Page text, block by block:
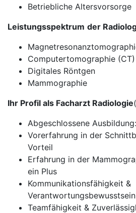
Betriebliche Altersvorsorge
Leistungsspektrum der
Computertomographie (CT)
Digitales Röntgen
Mammographie
Ihr Profil als Facharzt Radiologie
Abgeschlossene
Vorerfahrung in der
Vorteil
Erfahrung in der
ein Plus
Kommunikationsfähigkeit &
Verantwortungsbewusstsein
Teamfähigkeit &